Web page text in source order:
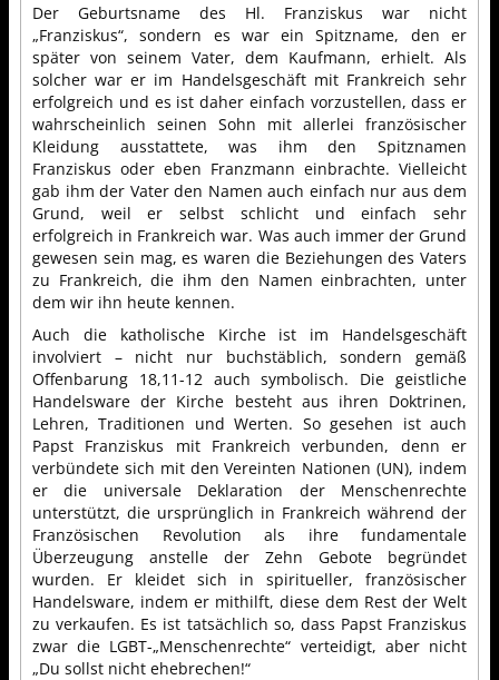
Der Geburtsname des Hl. Franziskus war nicht
„Franziskus“, sondern es war ein Spitzname, den er
später von seinem Vater, dem Kaufmann, erhielt. Als
solcher war er im Handelsgeschäft mit Frankreich sehr
erfolgreich und es ist daher einfach vorzustellen, dass er
wahrscheinlich seinen Sohn mit allerlei französischer
Kleidung ausstattete, was ihm den Spitznamen
Franziskus oder eben Franzmann einbrachte. Vielleicht
gab ihm der Vater den Namen auch einfach nur aus dem
Grund, weil er selbst schlicht und einfach sehr
erfolgreich in Frankreich war. Was auch immer der Grund
gewesen sein mag, es waren die Beziehungen des Vaters
zu Frankreich, die ihm den Namen einbrachten, unter
dem wir ihn heute kennen.
Auch die katholische Kirche ist im Handelsgeschäft
involviert – nicht nur buchstäblich, sondern gemäß
Offenbarung 18,11-12 auch symbolisch. Die geistliche
Handelsware der Kirche besteht aus ihren Doktrinen,
Lehren, Traditionen und Werten. So gesehen ist auch
Papst Franziskus mit Frankreich verbunden, denn er
verbündete sich mit den Vereinten Nationen (UN), indem
er die universale Deklaration der Menschenrechte
unterstützt, die ursprünglich in Frankreich während der
Französischen Revolution als ihre fundamentale
Überzeugung anstelle der Zehn Gebote begründet
wurden. Er kleidet sich in spiritueller, französischer
Handelsware, indem er mithilft, diese dem Rest der Welt
zu verkaufen. Es ist tatsächlich so, dass Papst Franziskus
zwar die LGBT-„Menschenrechte“ verteidigt, aber nicht
„Du sollst nicht ehebrechen!“